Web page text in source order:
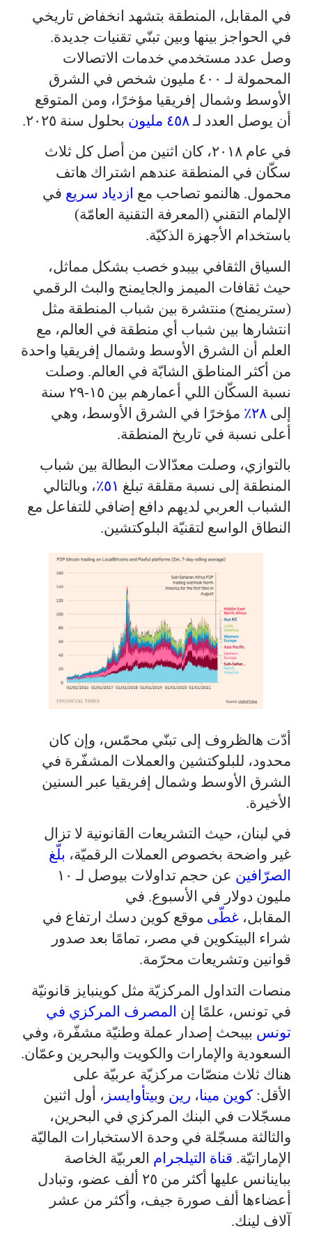
في المقابل، المنطقة بتشهد انخفاض تاريخي
في الحواجز بينها وبين تبنّي تقنيات جديدة.
وصل عدد مستخدمي خدمات الاتصالات
المحمولة لـ ٤٠٠ مليون شخص في الشرق
الأوسط وشمال إفريقيا مؤخرًا، ومن المتوقع
أن يوصل العدد لـ٤٥٨ مليون
بحلول سنة ٢٠٢٥.
في عام ٢٠١٨، كان اثنين من أصل كل ثلاث
سكّان في المنطقة عندهم اشتراك هاتف
محمول. هالنمو تصاحب مع ازدياد سريع في
الإلمام التقني (المعرفة التقنية العامّة)
باستخدام الأجهزة الذكيّة.
السياق الثقافي بيبدو خصب بشكل مماثل،
حيث ثقافات الميمز والجايمنج والبث الرقمي
(ستريمنج) منتشرة بين شباب المنطقة مثل
انتشارها بين شباب أي منطقة في العالم، مع
العلم أن الشرق الأوسط وشمال إفريقيا واحدة
من أكثر المناطق الشابّة في العالم. وصلت
نسبة السكّان اللي أعمارهم بين ١٥-٢٩ سنة
إلى
مؤخرًا في الشرق الأوسط، وهي
أعلى نسبة في تاريخ المنطقة.
بالتوازي، وصلت معدّالات البطالة بين شباب
المنطقة إلى نسبة مقلقة تبلغ ٥١٪ ، وبالتالي
الشباب العربي لديهم دافع إضافي للتفاعل مع
النطاق الواسع لتقنيّة البلوكتشين.
أدّت هالظروف إلى تبنّي محمّس، وإن كان
محدود، للبلوكتشين والعملات المشفّرة في
الشرق الأوسط وشمال إفريقيا عبر السنين
الأخيرة.
في لبنان، حيث التشريعات القانونية لا تزال
غير واضحة بخصوص العملات الرقميّة، بلّغ
الصرّافين
عن حجم تداولات بيوصل لـ ١٠
مليون دولار في الأسبوع. في
المقابل، غطّى موقع كوين دسك ارتفاع في
شراء البيتكوين في مصر، تمامًا بعد صدور
قوانين وتشريعات محرّمة.
منصات التداول المركزيّة مثل كوينبايز قانونيّة
في تونس، علمًا إن المصرف المركزي في
تونس بيبحث إصدار عملة وطنيّة مشفّرة، وفي
السعودية والإمارات والكويت والبحرين وعمّان.
هناك ثلاث منصّات مركزيّة عربيّة على
الأقل: كوين مينا، رين وبيتأوايسز ، أول اثنين
مسجّلات في البنك المركزي في البحرين،
والثالثة مسجّلة في وحدة الاستخبارات الماليّة
الإماراتيّة. قناة التيلجرام العربيّة الخاصة
بباينانس عليها أكثر من ٢٥ ألف عضو، وتبادل
أعضاءها ألف صورة جيف، وأكثر من عشر
آلاف لينك.